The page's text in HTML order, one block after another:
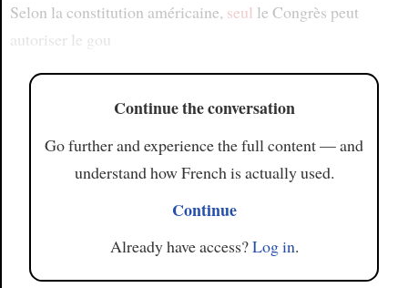
Selon la constitution américaine, seul le Congrès peut
autoriser le gou
Continue the conversation
Go further and experience the full content — and
understand how French is actually used.
Continue
Already have access?Log in.